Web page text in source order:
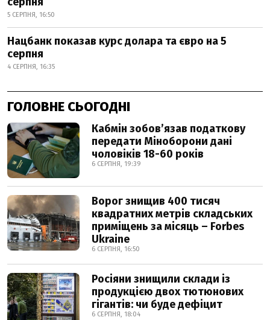
5 СЕРПНЯ, 16:50
Нацбанк показав курс долара та євро на 5
серпня
4 СЕРПНЯ, 16:35
ГОЛОВНЕ СЬОГОДНІ
Кабмін зобовʼязав податкову
передати Міноборони дані
чоловіків 18-60 років
6 СЕРПНЯ, 19:39
Ворог знищив 400 тисяч
квадратних метрів складських
приміщень за місяць – Forbes
Ukraine
6 СЕРПНЯ, 16:50
Росіяни знищили склади із
продукцією двох тютюнових
гігантів: чи буде дефіцит
6 СЕРПНЯ, 18:04